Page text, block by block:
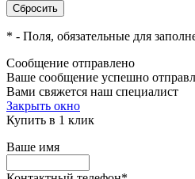
* - Поля, обязательные для
Сообщение отправлено
Ваше сообщение успешно
Вами свяжется наш специалист
Закрыть окно
Купить в 1 клик
Ваше имя